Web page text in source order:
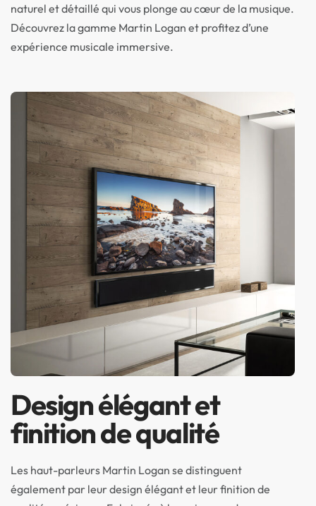
naturel et détaillé qui vous plonge au cœur de la musique.
Découvrez la gamme Martin Logan et profitez d’une
expérience musicale immersive.
Design élégant et
finition de qualité
Les haut-parleurs Martin Logan se distinguent
également par leur design élégant et leur finition de